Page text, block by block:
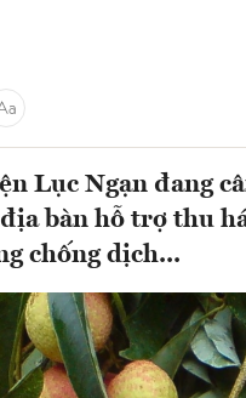
Lục Ngạn đang
bàn hỗ trợ thu
chống dịch...